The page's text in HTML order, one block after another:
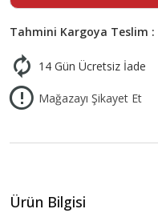
Tahmini Kargoya Teslim :
14 Gün Ücretsiz İade
Mağazayı Şikayet Et
Ürün Bilgisi